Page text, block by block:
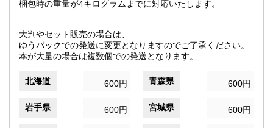
梱包時の重量が4キログラムまでに対応いたします。
大判やセット販売の場合は、
ゆうパックでの発送に変更となりますのでご了承ください。
本が大量の場合は複数個での発送となります。
北海道 600円 青森県 600円
岩手県 600円 宮城県 600円